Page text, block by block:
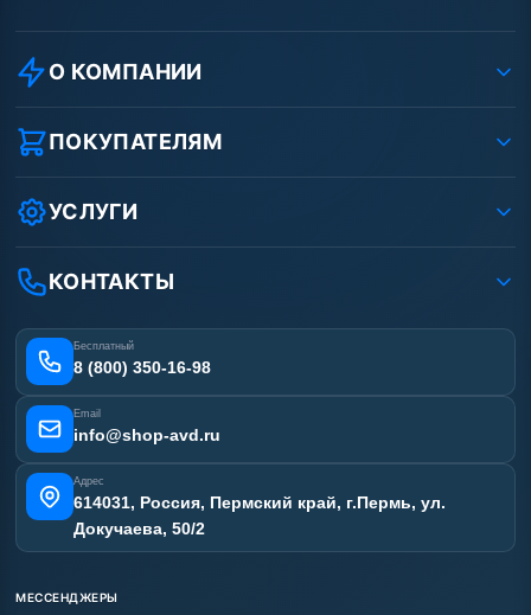
О КОМПАНИИ
О компании
Реквизиты ООО «Шоп АВД»
Защита данных клиента
Условия соглашения
Вакансии
Статьи
ПОКУПАТЕЛЯМ
Как заказать?
Оплата
Доставка
Лизинг
Получить скидку
УСЛУГИ
Ремонт АВД
Сертификаты
Наши работы
Отзывы наших клиентов
Карта сайта
КОНТАКТЫ
Бесплатный
8 (800) 350-16-98
Email
info@shop-avd.ru
Адрес
614031, Россия, Пермский край, г.Пермь, ул.
Докучаева, 50/2
МЕССЕНДЖЕРЫ